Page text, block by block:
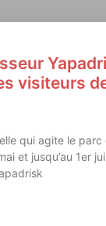
visiteurs
qui agite le
et jusqu’au 1er